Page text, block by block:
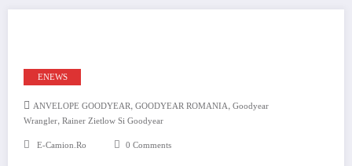
ENEWS
ANVELOPE GOODYEAR, GOODYEAR ROMANIA, Goodyear
Wrangler, Rainer Zietlow Si Goodyear
E-Camion.ro 0 Comments